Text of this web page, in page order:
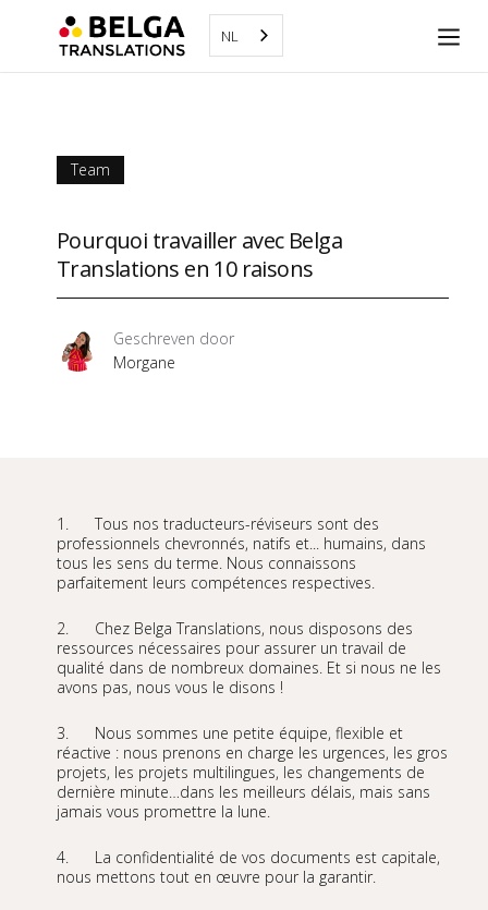
NL
Team
Pourquoi travailler avec Belga
Translations en 10 raisons
Geschreven door
Morgane
1. Tous nos traducteurs-réviseurs sont des
professionnels chevronnés, natifs et... humains, dans
tous les sens du terme. Nous connaissons
parfaitement leurs compétences respectives.
2. Chez Belga Translations, nous disposons des
ressources nécessaires pour assurer un travail de
qualité dans de nombreux domaines. Et si nous ne les
avons pas, nous vous le disons !
3. Nous sommes une petite équipe, flexible et
réactive : nous prenons en charge les urgences, les gros
projets, les projets multilingues, les changements de
dernière minute…dans les meilleurs délais, mais sans
jamais vous promettre la lune.
4. La confidentialité de vos documents est capitale,
nous mettons tout en œuvre pour la garantir.